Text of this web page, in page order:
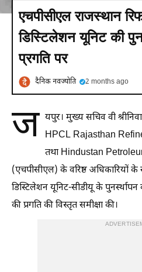
एचपीसीएल राजस्थान
डिस्टिलेशन यूनिट की
प्रगति पर
दैनिक नवज्योति 2 months ago
ज यपुर। मुख्य सचिव वी
HPCL Rajasthan
तथा Hindustan
(एचपीसीएल) के वरिष्ठ अधिकारियों के
डिस्टिलेशन यूनिट-सीडीयू के पुनर्स्थापन
की प्रगति की विस्तृत समीक्षा की।